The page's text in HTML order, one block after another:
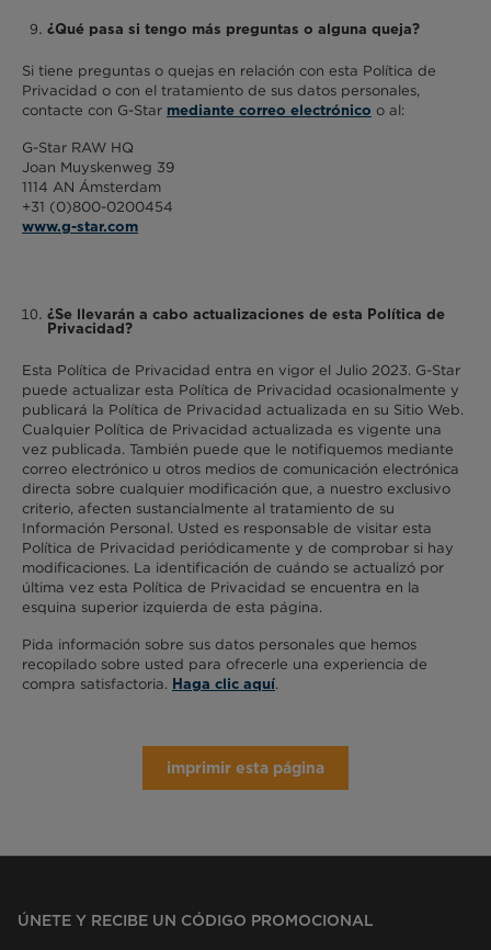
¿Qué pasa si tengo más preguntas o alguna queja?
Si tiene preguntas o quejas en relación con esta Política de
Privacidad o con el tratamiento de sus datos personales,
contacte con G-Star mediante correo electrónico o al:
G-Star RAW HQ
Joan Muyskenweg 39
1114 AN Ámsterdam
+31 (0)800-0200454
www.g-star.com
¿Se llevarán a cabo actualizaciones de esta Política de
Privacidad?
Esta Política de Privacidad entra en vigor el Julio 2023. G-Star
puede actualizar esta Política de Privacidad ocasionalmente y
publicará la Política de Privacidad actualizada en su Sitio Web.
Cualquier Política de Privacidad actualizada es vigente una
vez publicada. También puede que le notifiquemos mediante
correo electrónico u otros medios de comunicación electrónica
directa sobre cualquier modificación que, a nuestro exclusivo
criterio, afecten sustancialmente al tratamiento de su
Información Personal. Usted es responsable de visitar esta
Política de Privacidad periódicamente y de comprobar si hay
modificaciones. La identificación de cuándo se actualizó por
última vez esta Política de Privacidad se encuentra en la
esquina superior izquierda de esta página.
Pida información sobre sus datos personales que hemos
recopilado sobre usted para ofrecerle una experiencia de
compra satisfactoria. Haga clic aquí.
imprimir esta página
ÚNETE Y RECIBE UN CÓDIGO PROMOCIONAL